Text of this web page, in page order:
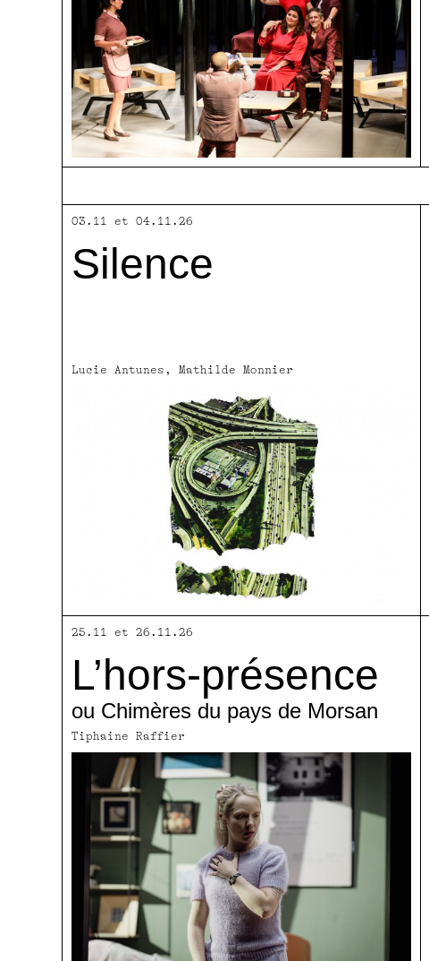
03.11 et 04.11.26
Silence
Lucie Antunes, Mathilde Monnier
25.11 et 26.11.26
L’hors-présence
ou Chimères du pays de Morsan
Tiphaine Raffier